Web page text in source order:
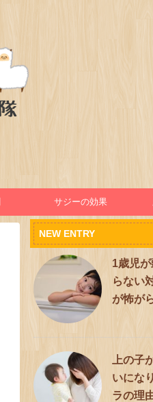
サジーの効果
NEW ENTRY
1歳児
らない
が怖が
上の子
いにな
ラの理